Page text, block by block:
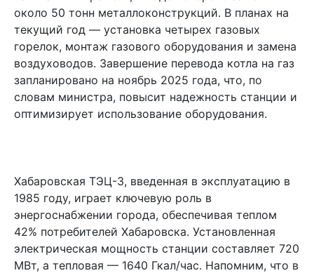
около 50 тонн металлоконструкций. В планах на
текущий год — установка четырех газовых
горелок, монтаж газового оборудования и замена
воздуховодов. Завершение перевода котла на газ
запланировано на ноябрь 2025 года, что, по
словам министра, повысит надежность станции и
оптимизирует использование оборудования.
Хабаровская ТЭЦ-3, введенная в эксплуатацию в
1985 году, играет ключевую роль в
энергоснабжении города, обеспечивая теплом
42% потребителей Хабаровска. Установленная
электрическая мощность станции составляет 720
МВт, а тепловая — 1640 Гкал/час. Напомним, что в